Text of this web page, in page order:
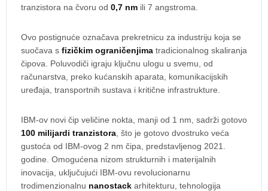
tranzistora na čvoru od 0,7 nm ili 7 angstroma.
Ovo postignuće označava prekretnicu za industriju koja se
suočava s fizičkim ograničenjima tradicionalnog skaliranja
čipova. Poluvodiči igraju ključnu ulogu u svemu, od
računarstva, preko kućanskih aparata, komunikacijskih
uređaja, transportnih sustava i kritične infrastrukture.
IBM-ov novi čip veličine nokta, manji od 1 nm, sadrži gotovo
100 milijardi tranzistora , što je gotovo dvostruko veća
gustoća od IBM-ovog 2 nm čipa, predstavljenog 2021.
godine. Omogućena nizom strukturnih i materijalnih
inovacija, uključujući IBM-ovu revolucionarnu
trodimenzionalnu nanostack arhitekturu, tehnologija